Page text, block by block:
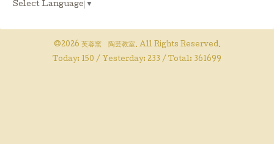
Select Language ▼
©2026 芙蓉窯 陶芸教室. All Rights Reserved.
Today: 150 / Yesterday: 233 / Total: 361699